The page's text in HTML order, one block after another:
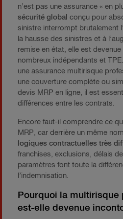
n’est pas une assurance « en
sécurité global conçu pour
sinistre interrompt brutalement
la hausse des sinistres et à
remise en état, elle est
nombreux indépendants et
une assurance multirisque
une couverture complète ou
devis MRP en ligne, il est
différences entre les contrats.
Encore faut-il comprendre ce
MRP, car derrière un même
logiques contractuelles très
franchises, exclusions, délais
paramètres font toute la
l’indemnisation.
Pourquoi la multirisque
est-elle devenue